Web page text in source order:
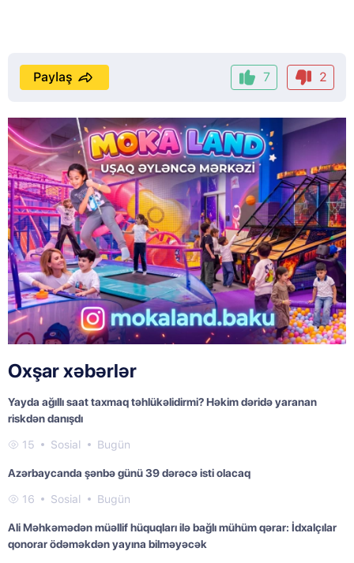
7 2
Paylaş
Oxşar xəbərlər
Yayda ağıllı saat taxmaq təhlükəlidirmi? Həkim dəridə yaranan
riskdən danışdı
15 Sosial Bugün
Azərbaycanda şənbə günü 39 dərəcə isti olacaq
16 Sosial Bugün
Ali Məhkəmədən müəllif hüquqları ilə bağlı mühüm qərar: İdxalçılar
qonorar ödəməkdən yayına bilməyəcək